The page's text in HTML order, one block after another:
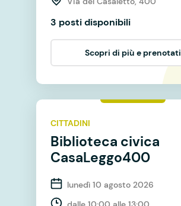
3 posti disponibili
Scopri di più e prenotati
CITTADINI
Biblioteca civica
CasaLeggo400
lunedì 10 agosto 2026